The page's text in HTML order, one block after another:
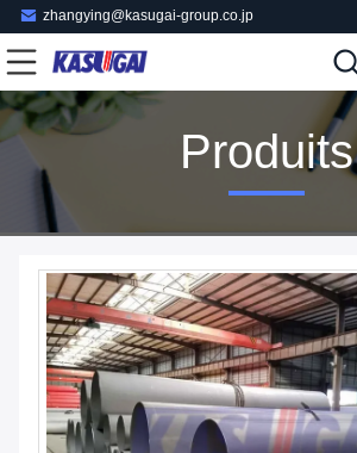
zhangying@kasugai-group.co.jp
Produits